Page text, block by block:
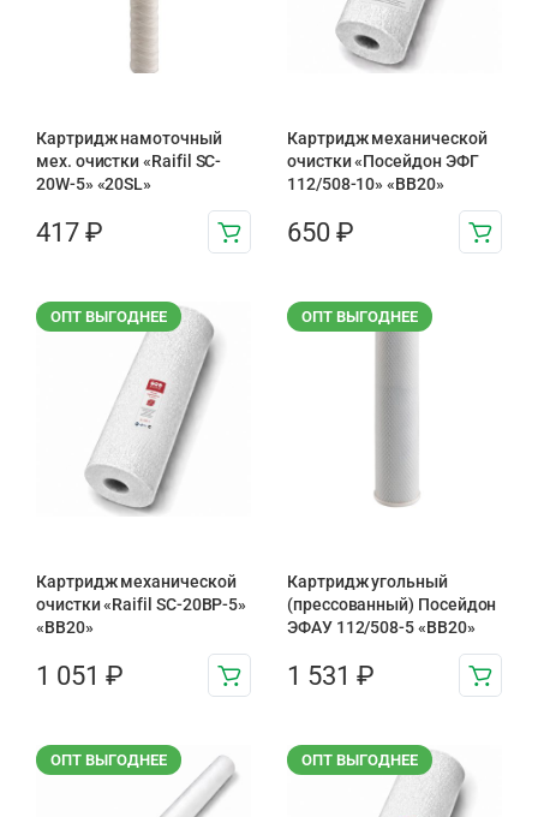
Картридж намоточный
мех. очистки «Raifil SC-
20W-5» «20SL»
417 ₽
Картридж механической
очистки «Посейдон ЭФГ
112/508-10» «ВВ20»
650 ₽
ОПТ ВЫГОДНЕЕ
Картридж механической
очистки «Raifil SC-20BP-5»
«BB20»
1 051 ₽
ОПТ ВЫГОДНЕЕ
Картридж угольный
(прессованный) Посейдон
ЭФАУ 112/508-5 «BB20»
1 531 ₽
ОПТ ВЫГОДНЕЕ ОПТ ВЫГОДНЕЕ